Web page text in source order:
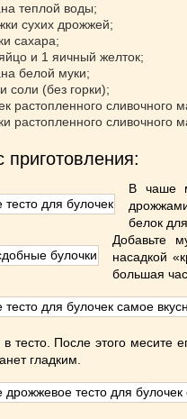
теплой воды;
сухих дрожжей;
сахара;
и 1 яичный желток;
белой муки;
соли (без горки);
растопленного сливочного
растопленного сливочного
приготовления:
В чаше
белок
Добавьте
насадкой
большая
тесто. После этого месите
гладким.